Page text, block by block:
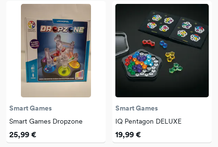
Smart Games
Smart Games Dropzone
25,99 €
Smart Games
IQ Pentagon DELUXE
19,99 €